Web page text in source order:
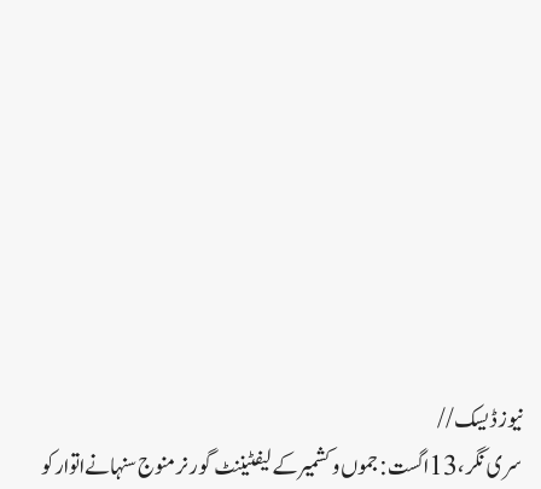
نیوز ڈیسک//
سری نگر، 13 اگست: جموں و کشمیر کے لیفٹیننٹ گورنر منوج سنہا نے اتوار کو